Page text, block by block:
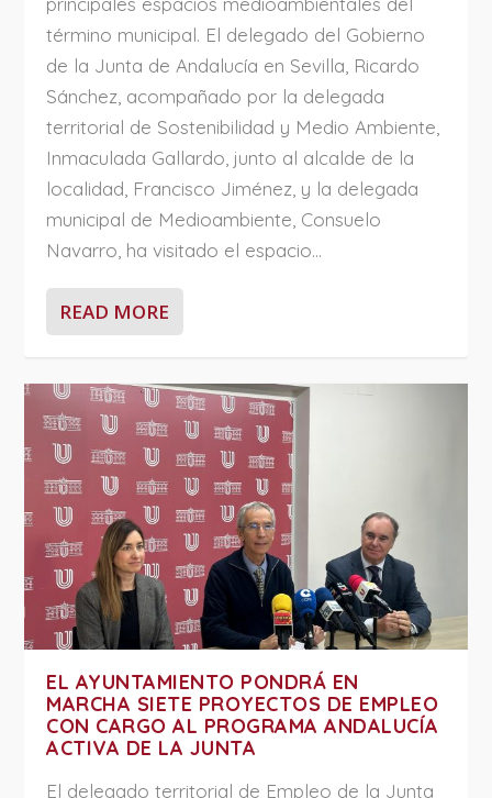
término municipal. El delegado del Gobierno
de la Junta de Andalucía en Sevilla, Ricardo
Sánchez, acompañado por la delegada
territorial de Sostenibilidad y Medio Ambiente,
Inmaculada Gallardo, junto al alcalde de la
localidad, Francisco Jiménez, y la delegada
municipal de Medioambiente, Consuelo
Navarro, ha visitado el espacio...
READ MORE
EL AYUNTAMIENTO PONDRÁ EN
MARCHA SIETE PROYECTOS DE EMPLEO
CON CARGO AL PROGRAMA ANDALUCÍA
ACTIVA DE LA JUNTA
El delegado territorial de Empleo de la Junta